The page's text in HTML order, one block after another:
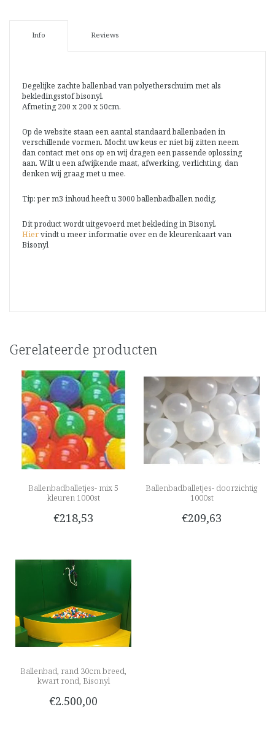
Info Reviews
Degelijke zachte ballenbad van polyetherschuim met als
bekledingsstof bisonyl.
Afmeting 200 x 200 x 50cm.
Op de website staan een aantal standaard ballenbaden in
verschillende vormen. Mocht uw keus er niet bij zitten neem
dan contact met ons op en wij dragen een passende oplossing
aan. Wilt u een afwijkende maat, afwerking, verlichting, dan
denken wij graag met u mee.
Tip: per m3 inhoud heeft u 3000 ballenbadballen nodig.
Dit product wordt uitgevoerd met bekleding in Bisonyl.
Hiervindt u meer informatie over en de kleurenkaart van
Bisonyl
Gerelateerde producten
Ballenbadballetjes- mix 5
kleuren 1000st
€218,53
Ballenbadballetjes- doorzichtig
1000st
€209,63
Ballenbad, rand 30cm breed,
kwart rond, Bisonyl
€2.500,00